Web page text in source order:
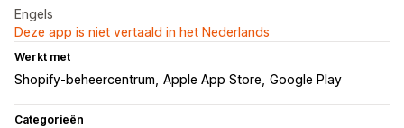
Engels
Deze app is niet vertaald in het Nederlands
Werkt met
Shopify-beheercentrum Apple App Store Google Play
Categorieën